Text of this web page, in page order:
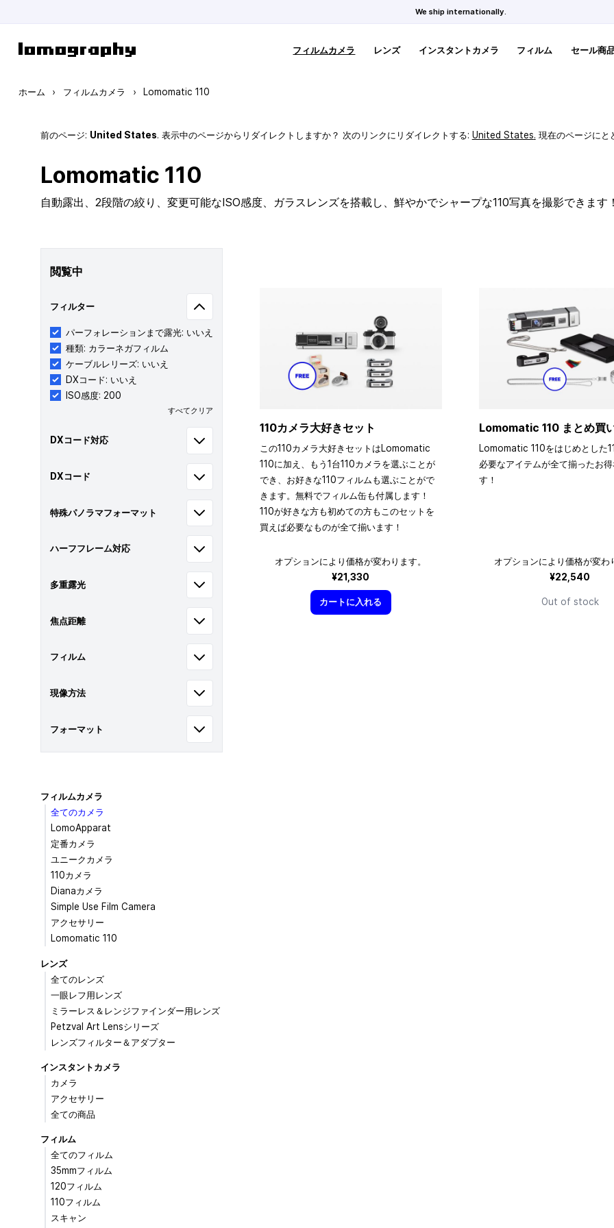
We ship internationally.
フィルムカメラ レンズ インスタントカメラ フィルム セール商
ホーム › フィルムカメラ › Lomomatic 110
前のページ: United States. 表示中のページからリダイレクトしますか？ 次のリンクにリダイレクトする: United States. 現在のページにと
Lomomatic 110
自動露出、2段階の絞り、変更可能なISO感度、ガラスレンズを搭載し、鮮やかでシャープな110写真を撮影できます
閲覧中
フィルター
パーフォレーションまで露光: いいえ
種類: カラーネガフィルム
ケーブルレリーズ: いいえ
DXコード: いいえ
ISO感度: 200
すべてクリア
DXコード対応
DXコード
特殊パノラマフォーマット
ハーフフレーム対応
多重露光
焦点距離
フィルム
現像方法
フォーマット
110カメラ大好きセット
この110カメラ大好きセットはLomomatic
110に加え、もう1台110カメラを選ぶことが
でき、お好きな110フィルムも選ぶことがで
きます。無料でフィルム缶も付属します！
110が好きな方も初めての方もこのセットを
買えば必要なものが全て揃います！
オプションにより価格が変わります。
¥21,330
カートに入れる
Lomomatic 110 まとめ買
Lomomatic 110をはじめとした
必要なアイテムが全て揃ったお
す！
オプションにより価格が変わ
¥22,540
Out of stock
フィルムカメラ
全てのカメラ
LomoApparat
定番カメラ
ユニークカメラ
110カメラ
Dianaカメラ
Simple Use Film Camera
アクセサリー
Lomomatic 110
レンズ
全てのレンズ
一眼レフ用レンズ
ミラーレス＆レンジファインダー用レンズ
Petzval Art Lensシリーズ
レンズフィルター＆アダプター
インスタントカメラ
カメラ
アクセサリー
全ての商品
フィルム
全てのフィルム
35mmフィルム
120フィルム
110フィルム
スキャン